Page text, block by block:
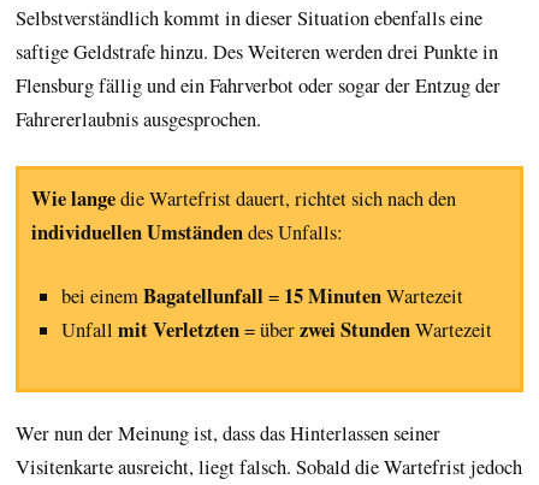
Selbstverständlich kommt in dieser Situation ebenfalls eine
saftige Geldstrafe hinzu. Des Weiteren werden drei Punkte in
Flensburg fällig und ein Fahrverbot oder sogar der Entzug der
Fahrererlaubnis ausgesprochen.
Wie langedie Wartefrist dauert, richtet sich nach den
individuellen Umständendes Unfalls:
bei einemBagatellunfall = 15 MinutenWartezeit
Unfall mit Verletzten= überzwei StundenWartezeit
Wer nun der Meinung ist, dass das Hinterlassen seiner
Visitenkarte ausreicht, liegt falsch. Sobald die Wartefrist jedoch